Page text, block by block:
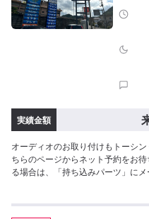
実績金額
オーディオのお取り付けもトーシ
ちらのページからネット予約をお
る場合は、「持ち込みパーツ」に